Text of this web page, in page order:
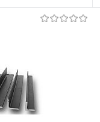
Сравнение
Под заказ